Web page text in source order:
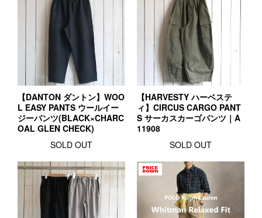
【DANTON ダントン】WOO
L EASY PANTS ウールイー
ジーパンツ(BLACK×CHARC
OAL GLEN CHECK)
SOLD OUT
【HARVESTY ハーベステ
ィ】CIRCUS CARGO PANT
S サーカスカーゴパンツ｜A
11908
SOLD OUT